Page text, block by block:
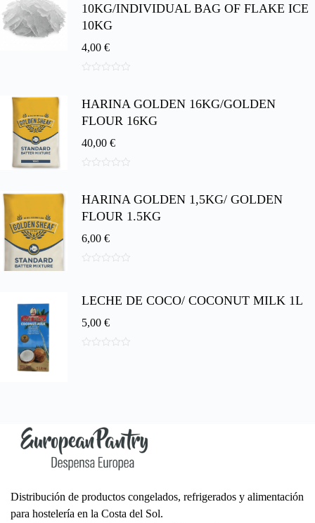
10KG/INDIVIDUAL BAG OF FLAKE ICE
10KG
4,00 €
e
HARINA GOLDEN 16KG/GOLDEN
FLOUR 16KG
40,00 €
e
HARINA GOLDEN 1,5KG/ GOLDEN
FLOUR 1.5KG
6,00 €
5
LECHE DE COCO/ COCONUT MILK 1L
5,00 €
Distribución de productos congelados, refrigerados y alimentación
para hostelería en la Costa del Sol.